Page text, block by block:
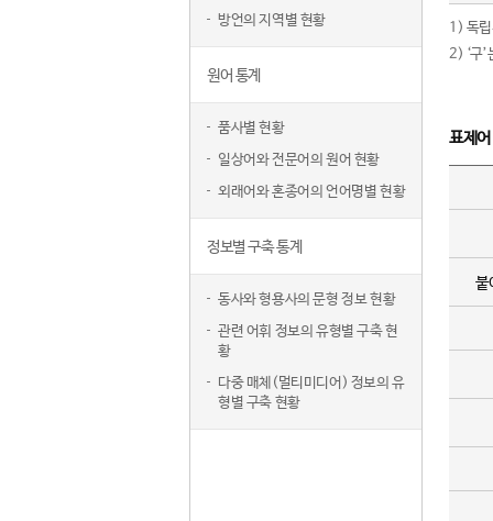
방언의 지역별 현황
원어 통계
품사별 현황
일상어와 전문어의 원어 현황
외래어와 혼종어의 언어명별 현황
정보별 구축 통계
동사와 형용사의 문형 정보 현황
관련 어휘 정보의 유형별 구축 현
황
다중 매체(멀티미디어) 정보의 유
형별 구축 현황
1) 독립
2) ‘구
표제
붙